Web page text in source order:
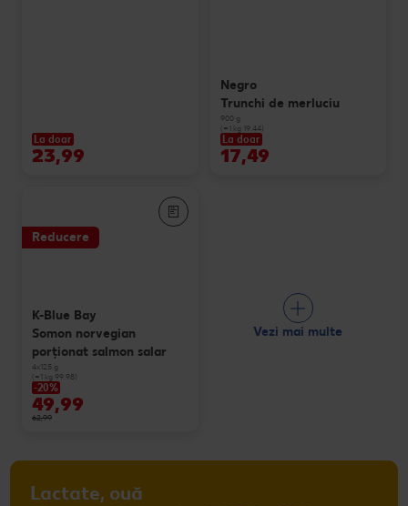
La doar
23,99
Negro
Trunchi de merluciu
900 g
(=1 kg 19.44)
La doar
17,49
Reducere
K-Blue Bay
Somon norvegian
porționat salmon salar
4x125 g
(=1 kg 99.98)
-20%
49,99
62,99
Vezi mai multe
Lactate, ouă